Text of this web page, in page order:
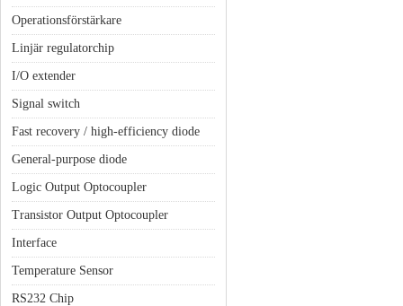
Operationsförstärkare
Linjär regulatorchip
I/O extender
Signal switch
Fast recovery / high-efficiency diode
General-purpose diode
Logic Output Optocoupler
Transistor Output Optocoupler
Interface
Temperature Sensor
RS232 Chip